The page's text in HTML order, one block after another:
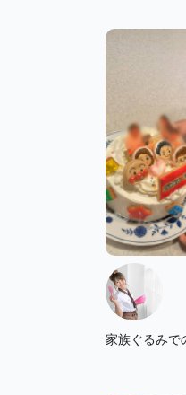
家族ぐるみで